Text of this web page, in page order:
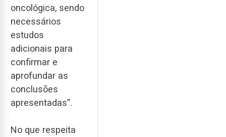
oncológica, sendo
necessários
estudos
adicionais para
confirmar e
aprofundar as
conclusões
apresentadas”.
No que respeita